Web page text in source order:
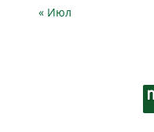
« Июл